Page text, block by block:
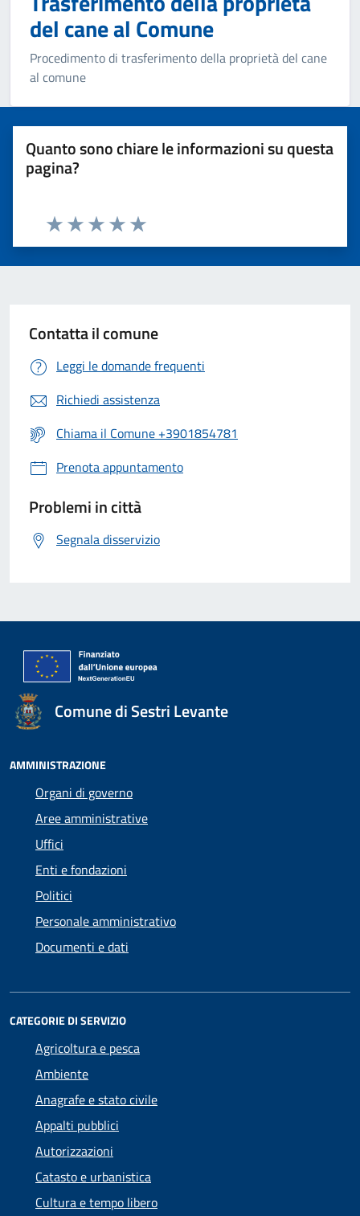
del cane al Comune
Procedimento di trasferimento della proprietà del cane
al comune
Quanto sono chiare le informazioni su questa
pagina?
Valuta 5 stelle su 5
Valuta 4 stelle su 5
Valuta 3 stelle su 5
Valuta 2 stelle su 5
Valuta 1 stelle su 5
Contatta il comune
Leggi le domande frequenti
Richiedi assistenza
Chiama il Comune +3901854781
Prenota appuntamento
Problemi in città
Segnala disservizio
Comune di Sestri Levante
AMMINISTRAZIONE
Organi di governo
Aree amministrative
Uffici
Enti e fondazioni
Politici
Personale amministrativo
Documenti e dati
CATEGORIE DI SERVIZIO
Agricoltura e pesca
Ambiente
Anagrafe e stato civile
Appalti pubblici
Autorizzazioni
Catasto e urbanistica
Cultura e tempo libero